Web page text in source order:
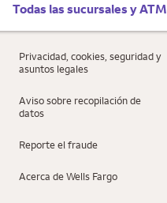
Todas las sucursales y ATM
Privacidad, cookies, seguridad y
asuntos legales
Aviso sobre recopilación de
datos
Reporte el fraude
Acerca de Wells Fargo